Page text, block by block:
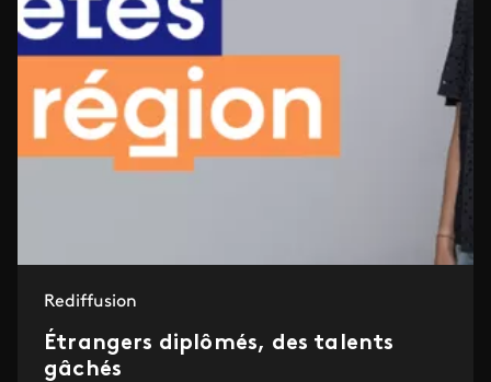
Rediffusion
Étrangers diplômés, des talents
gâchés